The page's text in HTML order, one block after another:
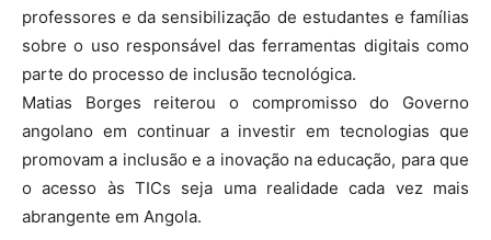
professores e da sensibilização de estudantes e famílias
sobre o uso responsável das ferramentas digitais como
parte do processo de inclusão tecnológica.
Matias Borges reiterou o compromisso do Governo
angolano em continuar a investir em tecnologias que
promovam a inclusão e a inovação na educação, para que
o acesso às TICs seja uma realidade cada vez mais
abrangente em Angola.